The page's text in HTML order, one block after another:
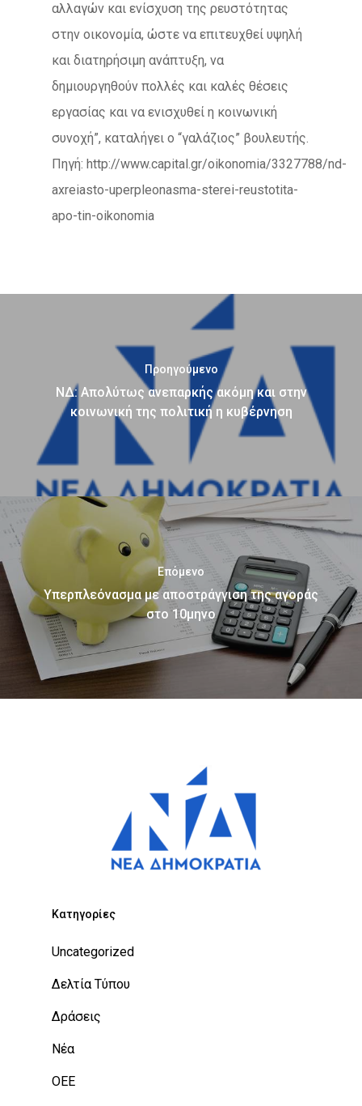
αλλαγών και ενίσχυση της ρευστότητας
στην οικονομία, ώστε να επιτευχθεί υψηλή
και διατηρήσιμη ανάπτυξη, να
δημιουργηθούν πολλές και καλές θέσεις
εργασίας και να ενισχυθεί η κοινωνική
συνοχή”, καταλήγει ο “γαλάζιος” βουλευτής.
Πηγή: http://www.capital.gr/oikonomia/3327788/nd-
axreiasto-uperpleonasma-sterei-reustotita-
apo-tin-oikonomia
Προηγούμενο
ΝΔ: Απολύτως ανεπαρκής ακόμη και στην
κοινωνική της πολιτική η κυβέρνηση
Επόμενο
Υπερπλεόνασμα με αποστράγγιση της αγοράς
στο 10μηνο
Kατηγορίες
Uncategorized
Δελτία Τύπου
Δράσεις
Νέα
ΟΕΕ